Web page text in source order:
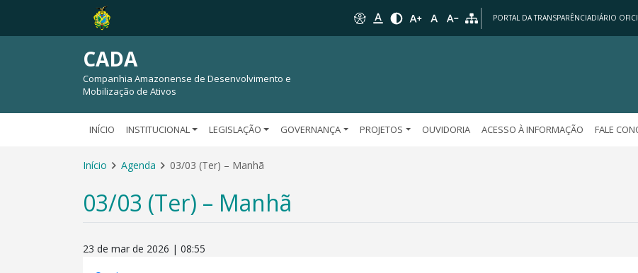
PORTAL DA TRANSPARÊNCIADIÁRIO
CADA
Companhia Amazonense de Desenvolvimento e
Mobilização de Ativos
INÍCIO INSTITUCIONAL LEGISLAÇÃO GOVERNANÇA PROJETOS OUVIDORIA ACESSO À INFORMAÇÃO FALE
Início Agenda 03/03 (Ter) – Manhã
03/03 (Ter) – Manhã
23 de mar de 2026 | 08:55